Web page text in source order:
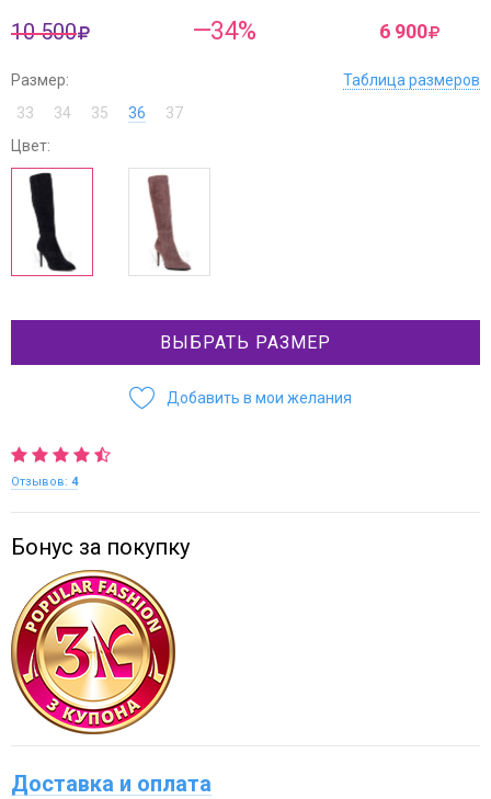
10 500 —34% 6 900
Размер:
Таблица размеров
33
34 35 36
37
Цвет:
ВЫБРАТЬ РАЗМЕР
Добавить в мои желания
Отзывов: 4
Бонус за покупку
Доставка и оплата